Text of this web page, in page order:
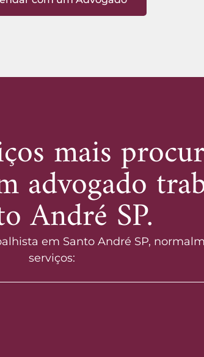
mais
advogado
André SP.
em Santo André SP,
serviços: